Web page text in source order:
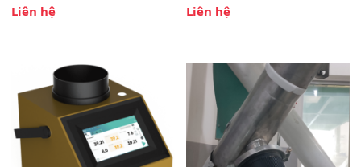
được chứng minh với sự đơn giản
trước đó. Nhưng so với các phiên
bản trước, FPA touch! nhỏ hơn và
nhẹ hơn đáng kể, đồng thời được
nâng cấp với các tính năng mới.
Liên hệ
được chứng minh với sự đơn giản
trước đó. Nhưng so với các phiên
bản trước, FPA touch! nhỏ hơn và
nhẹ hơn đáng kể, đồng thời được
nâng cấp với các tính năng mới.
Liên hệ